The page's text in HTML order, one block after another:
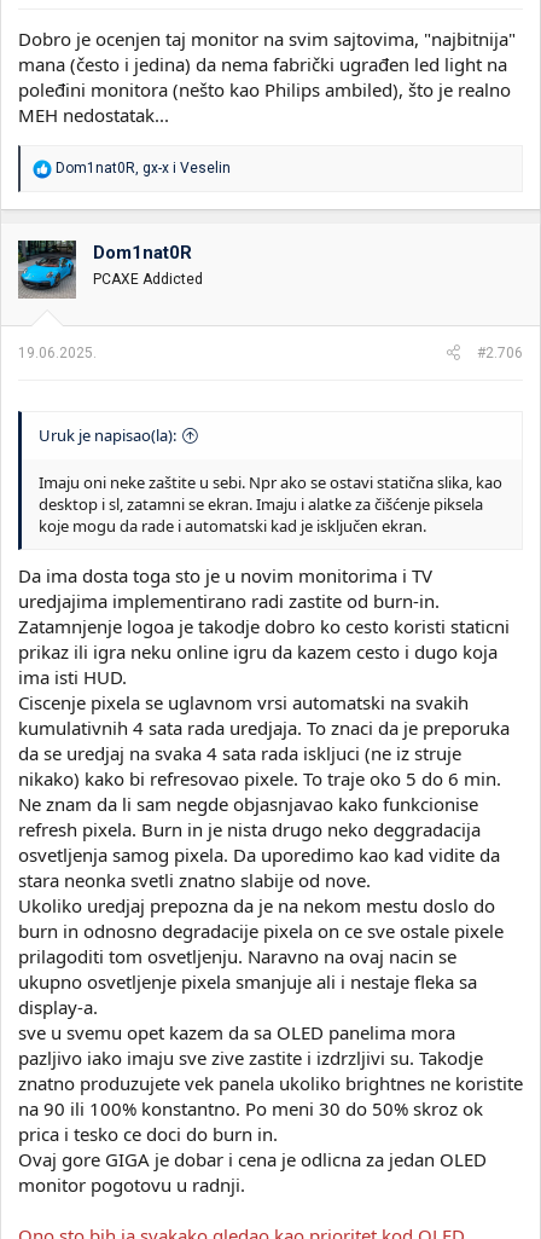
Dobro je ocenjen taj monitor na svim sajtovima, "najbitnija"
mana (često i jedina) da nema fabrički ugrađen led light na
poleđini monitora (nešto kao Philips ambiled), što je realno
MEH nedostatak...
R
a
o
v
a
n
:
Dom1nat0R, gx-x i Veselin
Dom1nat0R
PCAXE Addicted
19.06.2025. #2.706
Uruk je napisao(la):
Imaju oni neke zaštite u sebi. Npr ako se ostavi statična slika, kao
desktop i sl, zatamni se ekran. Imaju i alatke za čišćenje piksela
koje mogu da rade i automatski kad je isključen ekran.
Da ima dosta toga sto je u novim monitorima i TV
uredjajima implementirano radi zastite od burn-in.
Zatamnjenje logoa je takodje dobro ko cesto koristi staticni
prikaz ili igra neku online igru da kazem cesto i dugo koja
ima isti HUD.
Ciscenje pixela se uglavnom vrsi automatski na svakih
kumulativnih 4 sata rada uredjaja. To znaci da je preporuka
da se uredjaj na svaka 4 sata rada iskljuci (ne iz struje
nikako) kako bi refresovao pixele. To traje oko 5 do 6 min.
Ne znam da li sam negde objasnjavao kako funkcionise
refresh pixela. Burn in je nista drugo neko deggradacija
osvetljenja samog pixela. Da uporedimo kao kad vidite da
stara neonka svetli znatno slabije od nove.
Ukoliko uredjaj prepozna da je na nekom mestu doslo do
burn in odnosno degradacije pixela on ce sve ostale pixele
prilagoditi tom osvetljenju. Naravno na ovaj nacin se
ukupno osvetljenje pixela smanjuje ali i nestaje fleka sa
display-a.
sve u svemu opet kazem da sa OLED panelima mora
pazljivo iako imaju sve zive zastite i izdrzljivi su. Takodje
znatno produzujete vek panela ukoliko brightnes ne koristite
na 90 ili 100% konstantno. Po meni 30 do 50% skroz ok
prica i tesko ce doci do burn in.
Ovaj gore GIGA je dobar i cena je odlicna za jedan OLED
monitor pogotovu u radnji.